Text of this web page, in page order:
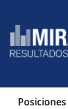
Posiciones